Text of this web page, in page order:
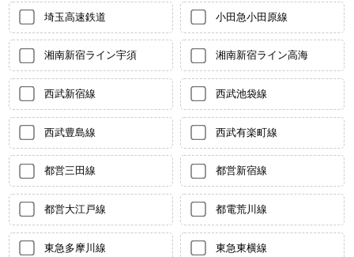
埼玉高速鉄道 小田急小田原線
湘南新宿ライン宇須 湘南新宿ライン高海
西武新宿線 西武池袋線
西武豊島線 西武有楽町線
都営三田線 都営新宿線
都営大江戸線 都電荒川線
東急多摩川線 東急東横線